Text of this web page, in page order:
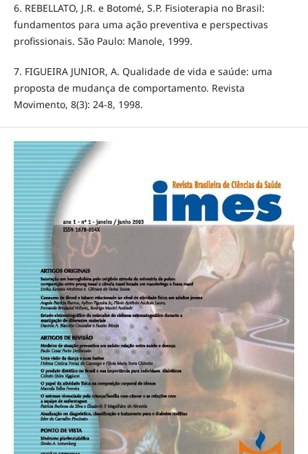
6. REBELLATO, J.R. e Botomé, S.P. Fisioterapia no Brasil:
fundamentos para uma ação preventiva e perspectivas
profissionais. São Paulo: Manole, 1999.
7. FIGUEIRA JUNIOR, A. Qualidade de vida e saúde: uma
proposta de mudança de comportamento. Revista
Movimento, 8(3): 24-8, 1998.